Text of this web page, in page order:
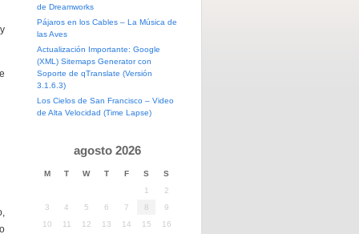
de Dreamworks
Pájaros en los Cables – La Música de
las Aves
Actualización Importante: Google
(XML) Sitemaps Generator con
Soporte de qTranslate (Versión
3.1.6.3)
Los Cielos de San Francisco – Video
de Alta Velocidad (Time Lapse)
agosto 2026
M T W T F S
S
1
2
3
4 5 6 7 8
9
10
11 12 13 14 15
16